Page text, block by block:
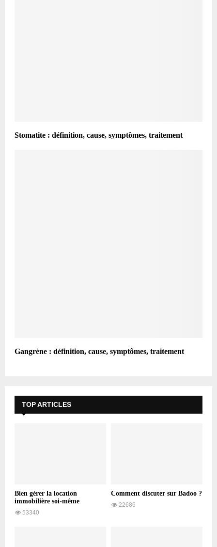
Stomatite : définition, cause, symptômes, traitement
Gangrène : définition, cause, symptômes, traitement
TOP ARTICLES
Bien gérer la location
immobilière soi-même
53340
Comment discuter sur Badoo ?
22686